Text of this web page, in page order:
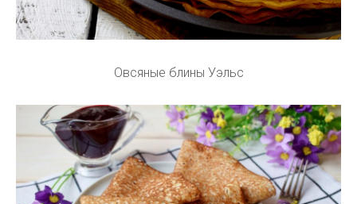
Овсяные блины Уэльс